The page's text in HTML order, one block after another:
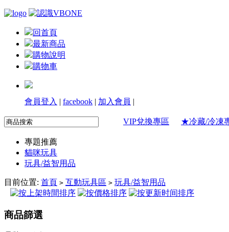
回首頁
最新商品
購物說明
購物車
會員登入 | facebook | 加入會員 |
VIP兌換專區 ★冷藏/冷凍
專題推薦
貓咪玩具
玩具/益智用品
目前位置: 首頁 > 互動玩具區 > 玩具/益智用品
商品篩選